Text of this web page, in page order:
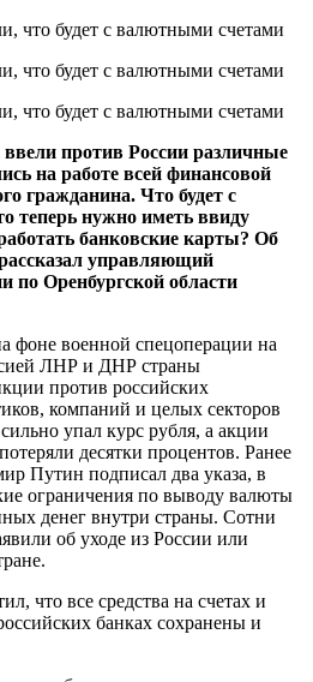
ввели против России различные
на работе всей финансовой
гражданина. Что будет с
теперь нужно иметь ввиду
банковские карты? Об
управляющий
по Оренбургской области
фоне военной спецоперации на
ЛНР и ДНР страны
против российских
компаний и целых секторов
упал курс рубля, а акции
десятки процентов. Ранее
Путин подписал два указа, в
ограничения по выводу валюты
денег внутри страны. Сотни
об уходе из России или
что все средства на счетах и
банках сохранены и